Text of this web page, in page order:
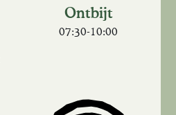
Ontbijt
07:30-10:00